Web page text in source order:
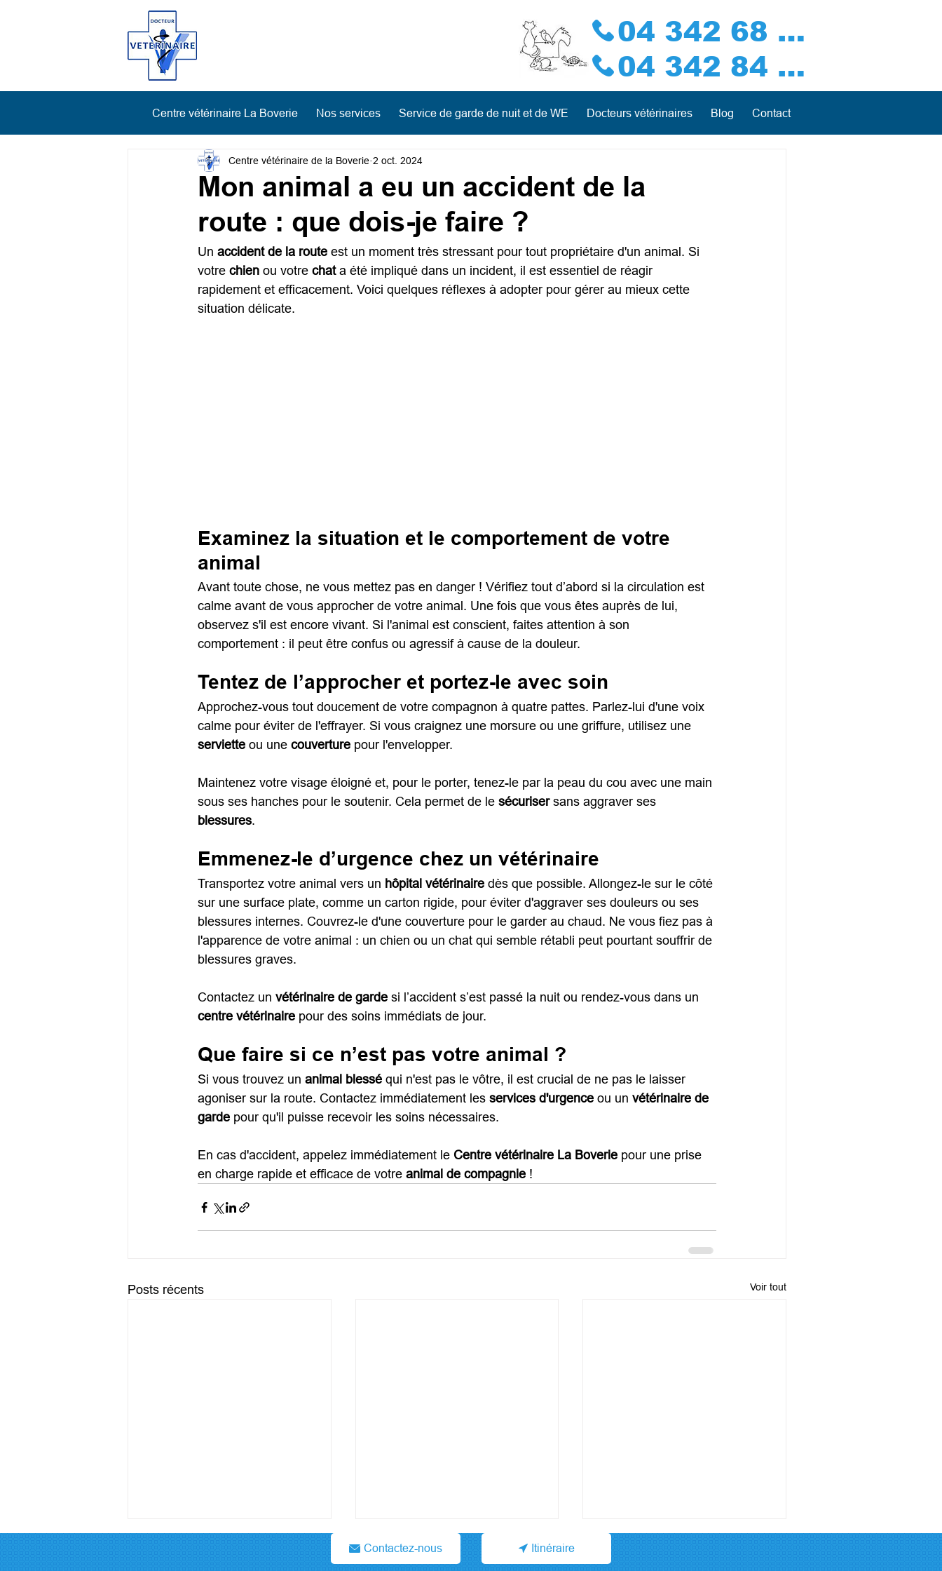
04 342 68 50
04 342 84 66
Centre vétérinaire La Boverie Nos services Service de garde de nuit et de WE Docteurs vétérinaires Blog Contact
Mon animal a eu un accident de la
route : que dois-je faire ?
Centre vétérinaire de la Boverie 2 oct. 2024
Un accident de la route est un moment très stressant pour tout propriétaire d'un animal. Si
votre chien ou votre chat a été impliqué dans un incident, il est essentiel de réagir
rapidement et efficacement. Voici quelques réflexes à adopter pour gérer au mieux cette
situation délicate.
Examinez la situation et le comportement de votre
animal
Avant toute chose, ne vous mettez pas en danger ! Vérifiez tout d’abord si la circulation est
calme avant de vous approcher de votre animal. Une fois que vous êtes auprès de lui,
observez s'il est encore vivant. Si l'animal est conscient, faites attention à son
comportement : il peut être confus ou agressif à cause de la douleur.
Tentez de l’approcher et portez-le avec soin
Approchez-vous tout doucement de votre compagnon à quatre pattes. Parlez-lui d'une voix
calme pour éviter de l'effrayer. Si vous craignez une morsure ou une griffure, utilisez une
serviette ou une couverture pour l'envelopper.
Maintenez votre visage éloigné et, pour le porter, tenez-le par la peau du cou avec une main
sous ses hanches pour le soutenir. Cela permet de le sécuriser sans aggraver ses
blessures.
Emmenez-le d’urgence chez un vétérinaire
Transportez votre animal vers un hôpital vétérinaire dès que possible. Allongez-le sur le côté
sur une surface plate, comme un carton rigide, pour éviter d'aggraver ses douleurs ou ses
blessures internes. Couvrez-le d'une couverture pour le garder au chaud. Ne vous fiez pas à
l'apparence de votre animal : un chien ou un chat qui semble rétabli peut pourtant souffrir de
blessures graves.
Contactez un vétérinaire de garde si l’accident s’est passé la nuit ou rendez-vous dans un
centre vétérinaire pour des soins immédiats de jour.
Que faire si ce n’est pas votre animal ?
Si vous trouvez un animal blessé qui n'est pas le vôtre, il est crucial de ne pas le laisser
agoniser sur la route. Contactez immédiatement les services d'urgence ou un vétérinaire de
garde pour qu'il puisse recevoir les soins nécessaires.
En cas d'accident, appelez immédiatement le Centre vétérinaire La Boverie pour une prise
en charge rapide et efficace de votre animal de compagnie !
Posts récents Voir tout
Contactez-nous Itinéraire